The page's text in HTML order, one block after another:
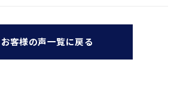
お客様の声一覧に戻る